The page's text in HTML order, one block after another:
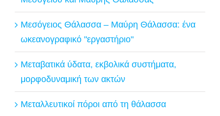
Μεσόγειος Θάλασσα – Μαύρη Θάλασσα: ένα
ωκεανογραφικό "εργαστήριο"
Μεταβατικά ύδατα, εκβολικά συστήματα,
μορφοδυναμική των ακτών
Μεταλλευτικοί πόροι από τη θάλασσα